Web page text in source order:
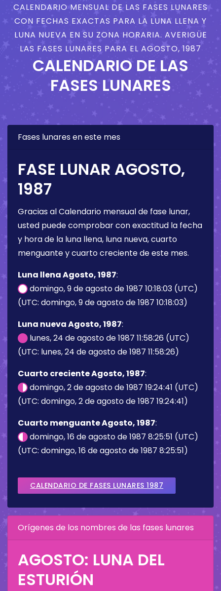
CALENDARIO MENSUAL DE LAS FASES LUNARES
CON FECHAS EXACTAS PARA LA LUNA LLENA Y
LUNA NUEVA EN SU ZONA HORARIA. AVERIGÜE
LAS FASES LUNARES PARA EL AGOSTO, 1987
CALENDARIO DE LAS
FASES LUNARES
Fases lunares en este mes
FASE LUNAR AGOSTO,
1987
Gracias al Calendario mensual de fase lunar,
usted puede comprobar con exactitud la fecha
y hora de la luna llena, luna nueva, cuarto
menguante y cuarto creciente de este mes.
Luna llena Agosto, 1987:
domingo, 9 de agosto de 1987 10:18:03 (UTC)
(UTC: domingo, 9 de agosto de 1987 10:18:03)
Luna nueva Agosto, 1987:
lunes, 24 de agosto de 1987 11:58:26 (UTC)
(UTC: lunes, 24 de agosto de 1987 11:58:26)
Cuarto creciente Agosto, 1987:
domingo, 2 de agosto de 1987 19:24:41 (UTC)
(UTC: domingo, 2 de agosto de 1987 19:24:41)
Cuarto menguante Agosto, 1987:
domingo, 16 de agosto de 1987 8:25:51 (UTC)
(UTC: domingo, 16 de agosto de 1987 8:25:51)
CALENDARIO DE FASES LUNARES 1987
Orígenes de los nombres de las fases lunares
AGOSTO: LUNA DEL
ESTURIÓN